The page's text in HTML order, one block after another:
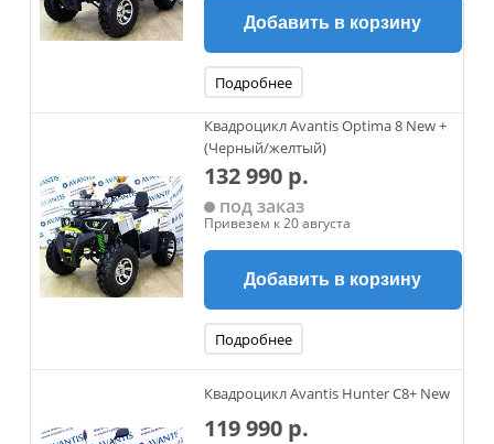
Добавить в корзину
Подробнее
Квадроцикл Avantis Optima 8 New +
(Черный/желтый)
132 990 р.
под заказ
Привезем к 20 августа
Добавить в корзину
Подробнее
Квадроцикл Avantis Hunter C8+ New
119 990 р.